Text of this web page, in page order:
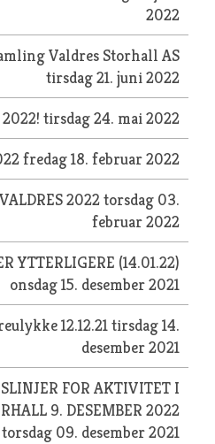
2022
Valdres Storhall AS
tirsdag 21. juni 2022
tirsdag 24. mai 2022
fredag 18. februar 2022
2022torsdag 03.
februar 2022
YTTERLIGERE (14.01.22)
onsdag 15. desember 2021
12.12.21tirsdag 14.
desember 2021
FOR AKTIVITET I
9. DESEMBER 2022
torsdag 09. desember 2021